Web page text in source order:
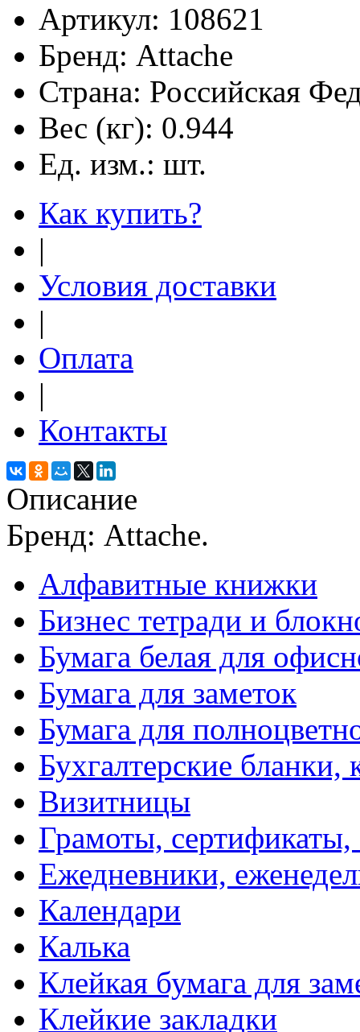
Артикул: 108621
Бренд: Attache
Страна: Российская
Вес (кг): 0.944
Ед. изм.: шт.
Как купить?
|
Условия доставки
|
Оплата
|
Контакты
Описание
Бренд: Attache.
Алфавитные книжки
Бизнес тетради и
Бумага белая для
Бумага для заметок
Бумага для
Бухгалтерские бланки,
Визитницы
Грамоты,
Ежедневники,
Календари
Калька
Клейкая бумага для
Клейкие закладки